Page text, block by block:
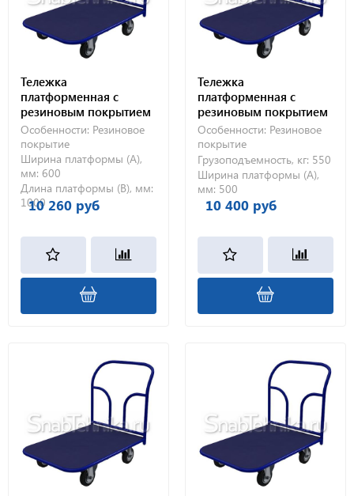
Тележка
платформенная с
резиновым покрытием
ТПР 3 (600х1000) без
колес
Особенности: Резиновое
покрытие
Ширина платформы (А),
мм: 600
Длина платформы (В), мм:
1000
10 260 руб
Тележка
платформенная с
резиновым покрытием
ТПР 1 (500х800) 200-Ч
Особенности: Резиновое
покрытие
Грузоподъемность, кг: 550
Ширина платформы (А),
мм: 500
10 400 руб